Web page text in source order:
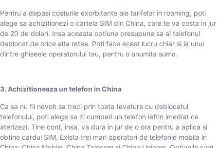
Pentru a depasi costurile exorbitante ale tarifelor in roaming, poti
alege sa achizitionezi o cartela SIM din China, care te va costa in jur
de 20 de dolari. Insa aceasta optiune presupune sa ai telefonul
deblocat de orice alta retea. Poti face acest lucru chiar si la unul
dintre ghiseele operatorului tau, pentru o anumita suma.
3. Achizitioneaza un telefon in China
Ca sa nu fii nevoit sa treci prin toata tevatura cu deblocatul
telefonului, poti alege sa iti cumperi un telefon ieftin imediat ce
aterizezi. Tine cont, insa, va dura in jur de o ora pentru a aplica si
obtine cardul SIM. Exista trei mari operatori de telefonie mobila in